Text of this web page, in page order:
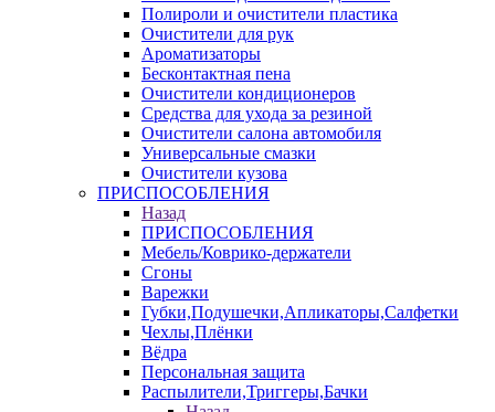
Полироли и очистители пластика
Очистители для рук
Ароматизаторы
Бесконтактная пена
Очистители кондиционеров
Средства для ухода за резиной
Очистители салона автомобиля
Универсальные смазки
Очистители кузова
ПРИСПОСОБЛЕНИЯ
Назад
ПРИСПОСОБЛЕНИЯ
Мебель/Коврико-держатели
Сгоны
Варежки
Губки,Подушечки,Апликаторы,Салфетки
Чехлы,Плёнки
Вёдра
Персональная защита
Распылители,Триггеры,Бачки